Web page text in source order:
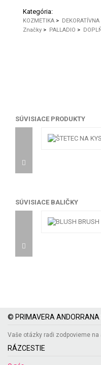
Kategória:
KOZMETIKA >
Značky > PALLADIO >
SÚVISIACE PRODUKTY
SÚVISIACE BALIČKY
© PRIMAVERA ANDORRANA
Vaše otázky radi zodpovieme na
RÁZCESTIE